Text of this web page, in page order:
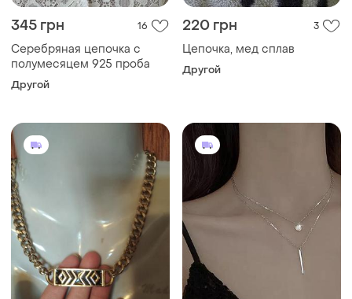
345 грн 16
Серебряная цепочка с
полумесяцем 925 проба
Другой
220 грн 3
Цепочка, мед сплав
Другой